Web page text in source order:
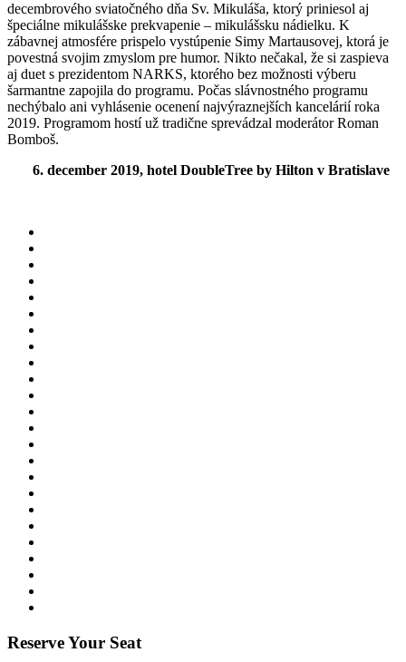
decembrového sviatočného dňa Sv. Mikuláša, ktorý priniesol aj
špeciálne mikulášske prekvapenie – mikulášsku nádielku. K
zábavnej atmosfére prispelo vystúpenie Simy Martausovej, ktorá je
povestná svojim zmyslom pre humor. Nikto nečakal, že si zaspieva
aj duet s prezidentom NARKS, ktorého bez možnosti výberu
šarmantne zapojila do programu. Počas slávnostného programu
nechýbalo ani vyhlásenie ocenení najvýraznejších kancelárií roka
2019. Programom hostí už tradične sprevádzal moderátor Roman
Bomboš.
6. december 2019, hotel DoubleTree by Hilton v Bratislave
Reserve Your Seat